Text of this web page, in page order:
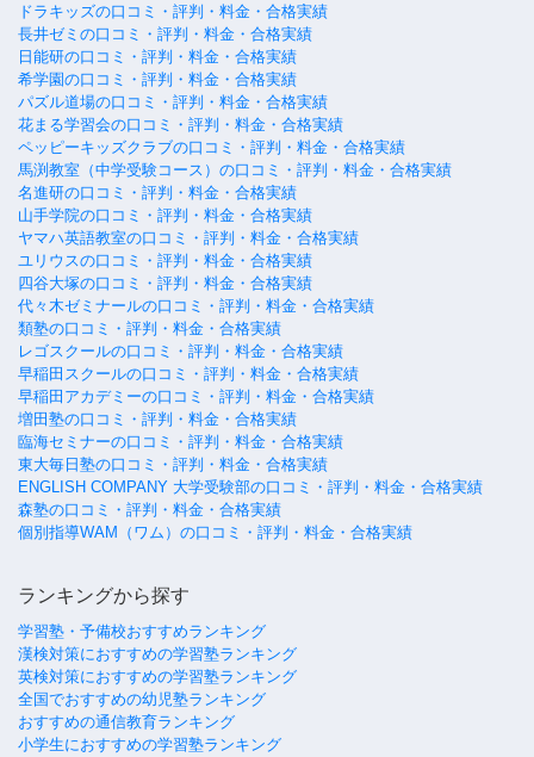
ドラキッズの口コミ・評判・料金・合格実績
長井ゼミの口コミ・評判・料金・合格実績
日能研の口コミ・評判・料金・合格実績
希学園の口コミ・評判・料金・合格実績
パズル道場の口コミ・評判・料金・合格実績
花まる学習会の口コミ・評判・料金・合格実績
ペッピーキッズクラブの口コミ・評判・料金・合格実績
馬渕教室（中学受験コース）の口コミ・評判・料金・合格実績
名進研の口コミ・評判・料金・合格実績
山手学院の口コミ・評判・料金・合格実績
ヤマハ英語教室の口コミ・評判・料金・合格実績
ユリウスの口コミ・評判・料金・合格実績
四谷大塚の口コミ・評判・料金・合格実績
代々木ゼミナールの口コミ・評判・料金・合格実績
類塾の口コミ・評判・料金・合格実績
レゴスクールの口コミ・評判・料金・合格実績
早稲田スクールの口コミ・評判・料金・合格実績
早稲田アカデミーの口コミ・評判・料金・合格実績
増田塾の口コミ・評判・料金・合格実績
臨海セミナーの口コミ・評判・料金・合格実績
東大毎日塾の口コミ・評判・料金・合格実績
ENGLISH COMPANY 大学受験部の口コミ・評判・料金・合格実績
森塾の口コミ・評判・料金・合格実績
個別指導WAM（ワム）の口コミ・評判・料金・合格実績
ランキングから探す
学習塾・予備校おすすめランキング
漢検対策におすすめの学習塾ランキング
英検対策におすすめの学習塾ランキング
全国でおすすめの幼児塾ランキング
おすすめの通信教育ランキング
小学生におすすめの学習塾ランキング